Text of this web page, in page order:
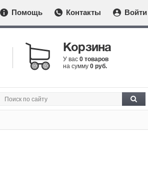
Помощь Контакты Войти
Корзина
У вас 0 товаров
на сумму 0 руб.